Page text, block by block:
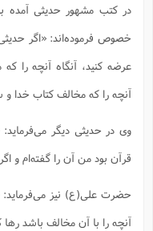
در کتب مشهور حدیثی آمده
خصوص فرموده‌اند: «اگر
عرضه کنید، آنگاه آنچه را
آنچه را که مخالف کتاب خدا
وی در حدیثی دیگر می‌فرماید:
قرآن بود من آن را گفته‌ام و
حضرت علی(ع) نیز می‌فرماید:
آنچه را با آن مخالف باشد رها